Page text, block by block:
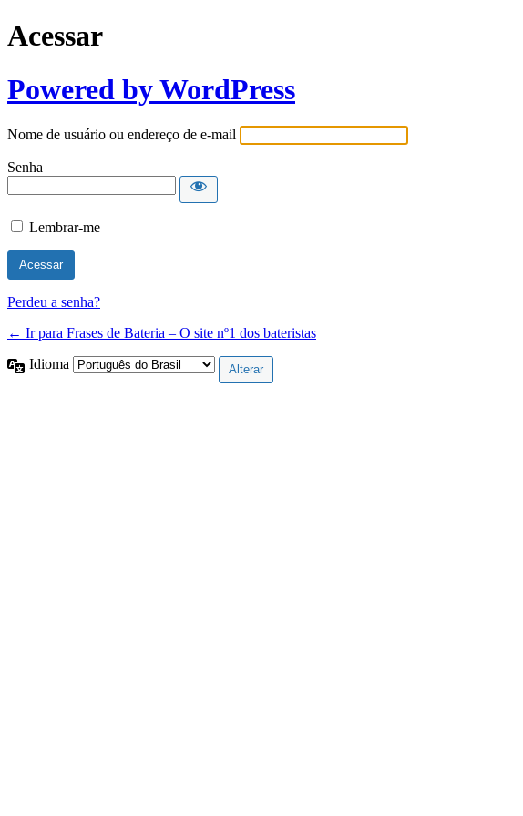
Acessar
Powered by WordPress
Nome de usuário ou endereço de e-mail
Senha
Lembrar-me
Perdeu a senha?
← Ir para Frases de Bateria – O site nº1 dos bateristas
Idioma